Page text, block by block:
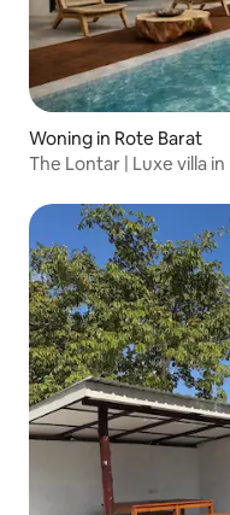
Woning in Rote Barat
The Lontar | Luxe villa